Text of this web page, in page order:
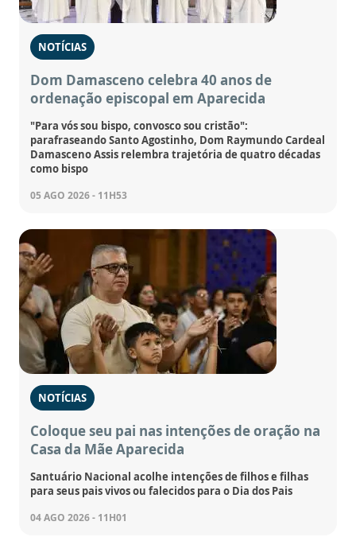
NOTÍCIAS
Dom Damasceno celebra 40 anos de
ordenação episcopal em Aparecida
"Para vós sou bispo, convosco sou cristão":
parafraseando Santo Agostinho, Dom Raymundo Cardeal
Damasceno Assis relembra trajetória de quatro décadas
como bispo
05 AGO 2026 - 11H53
NOTÍCIAS
Coloque seu pai nas intenções de oração na
Casa da Mãe Aparecida
Santuário Nacional acolhe intenções de filhos e filhas
para seus pais vivos ou falecidos para o Dia dos Pais
04 AGO 2026 - 11H01